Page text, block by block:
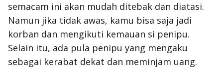
semacam ini akan mudah ditebak dan diatasi.
Namun jika tidak awas, kamu bisa saja jadi
korban dan mengikuti kemauan si penipu.
Selain itu, ada pula penipu yang mengaku
sebagai kerabat dekat dan meminjam uang.